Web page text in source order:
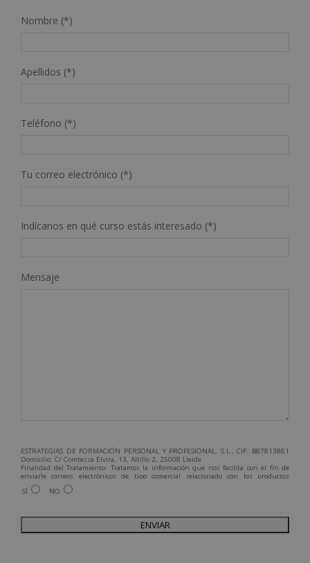
Nombre (*)
Apellidos (*)
Teléfono (*)
Tu correo electrónico (*)
Indícanos en qué curso estás interesado (*)
Mensaje
ESTRATEGIAS DE FORMACIÓN PERSONAL Y PROFESIONAL, S.L., CIF: B87813861
Domicilio: C/ Comtessa Elvira, 13, Altillo 2, 25008 Lleida.
Finalidad del Tratamiento: Tratamos la información que nos facilita con el fin de
enviarle correos electrónicos de tipo comercial relacionado con los productos
ofrecidos y otros tipo de productos que fueran de su interés.
Legitimación del tratamiento: Consentimiento del interesado.
Para más información consulte nuestra Política de Privacidad.
Desea recibir información comercial (vía telefónica y/o email):
SÍ NO